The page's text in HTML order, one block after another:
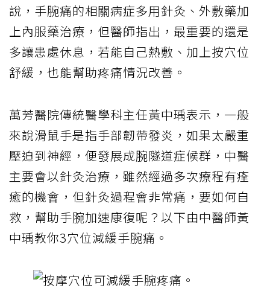
說，手腕痛的相關病症多用針灸、外敷藥加
上內服藥治療，但醫師指出，最重要的還是
多讓患處休息，若能自己熱敷、加上按穴位
舒緩，也能幫助疼痛情況改善。
萬芳醫院傳統醫學科主任黃中瑀表示，一般
來說滑鼠手是指手部韌帶發炎，如果太嚴重
壓迫到神經，便發展成腕隧道症候群，中醫
主要會以針灸治療，雖然經過多次療程有痊
癒的機會，但針灸過程會非常痛，要如何自
救，幫助手腕加速康復呢？以下由中醫師黃
中瑀教你3穴位減緩手腕痛。